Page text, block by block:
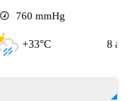
760 mmHg